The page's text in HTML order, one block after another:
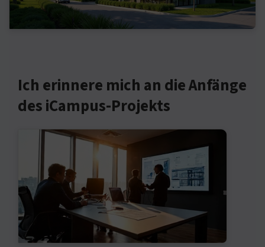
Ich erinnere mich an die Anfänge
des iCampus-Projekts